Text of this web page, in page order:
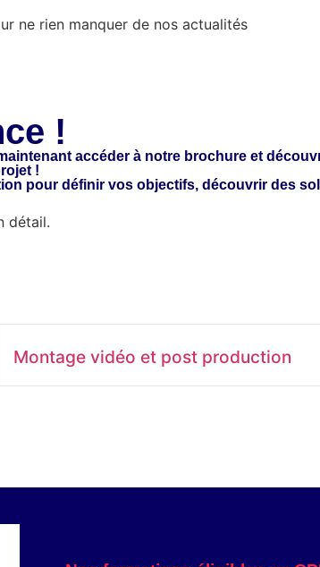
ne rien manquer de nos actualités
!
accéder à notre brochure et
!
pour définir vos objectifs, découvrir des
détail.
Montage vidéo et post production